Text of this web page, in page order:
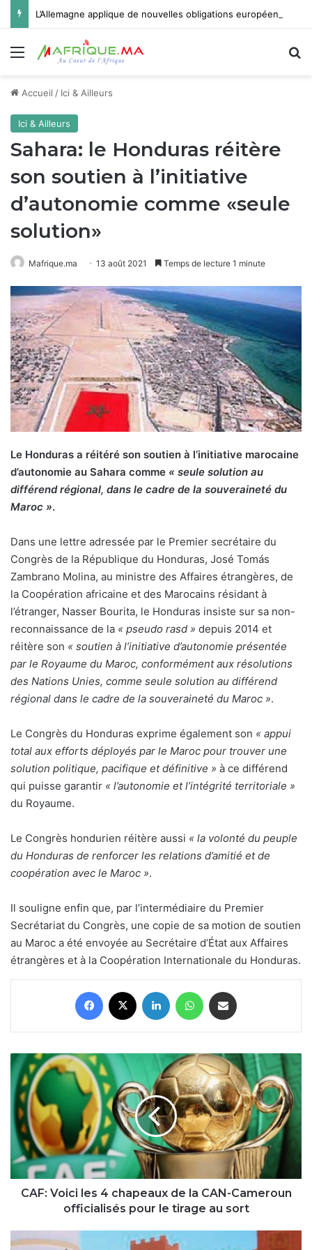
Menu
Accueil / Ici & Ailleurs
Ici & Ailleurs
Sahara: le Honduras réitère
son soutien à l’initiative
d’autonomie comme «seule
solution»
Mafrique.ma 13 août 2021 Temps de lecture 1 minute
Le Honduras a réitéré son soutien à l’initiative marocaine
d’autonomie au Sahara comme « seule solution au
différend régional, dans le cadre de la souveraineté du
Maroc ».
Dans une lettre adressée par le Premier secrétaire du
Congrès de la République du Honduras, José Tomás
Zambrano Molina, au ministre des Affaires étrangères, de
la Coopération africaine et des Marocains résidant à
l’étranger, Nasser Bourita, le Honduras insiste sur sa non-
reconnaissance de la « pseudo rasd » depuis 2014 et
réitère son « soutien à l’initiative d’autonomie présentée
par le Royaume du Maroc, conformément aux résolutions
des Nations Unies, comme seule solution au différend
régional dans le cadre de la souveraineté du Maroc ».
Le Congrès du Honduras exprime également son « appui
total aux efforts déployés par le Maroc pour trouver une
solution politique, pacifique et définitive » à ce différend
qui puisse garantir « l’autonomie et l’intégrité territoriale »
du Royaume.
Le Congrès hondurien réitère aussi « la volonté du peuple
du Honduras de renforcer les relations d’amitié et de
coopération avec le Maroc ».
Il souligne enfin que, par l’intermédiaire du Premier
Secrétariat du Congrès, une copie de sa motion de soutien
au Maroc a été envoyée au Secrétaire d’État aux Affaires
étrangères et à la Coopération Internationale du Honduras.
Facebook Linkedin WhatsApp
CAF:
Voici
les
chapeaux
de
CAN-
Cameroun
officialisés
CAF: Voici les 4 chapeaux de la CAN-Cameroun
officialisés pour le tirage au sort
Maroc: